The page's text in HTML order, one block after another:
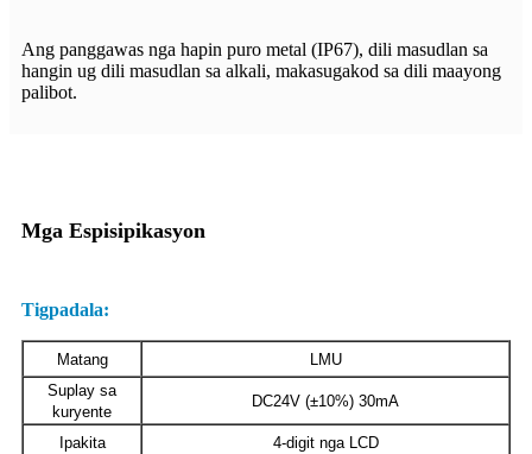
Ang panggawas nga hapin puro metal (IP67), dili masudlan sa
hangin ug dili masudlan sa alkali, makasugakod sa dili maayong
palibot.
Mga Espisipikasyon
Tigpadala:
Matang
LMU
Suplay sa
kuryente
DC24V (±10%) 30mA
Ipakita
4-digit nga LCD